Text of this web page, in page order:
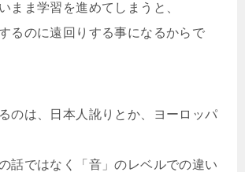
まま学習を進めてしまうと、
るのに遠回りする事になるからで
のは、日本人訛りとか、ヨーロッパ
話ではなく「音」のレベルでの違い